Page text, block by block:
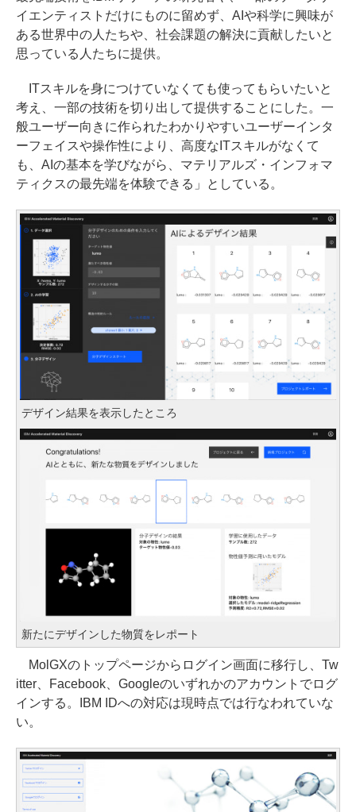
イエンティストだけにものに留めず、AIや科学に興味が
ある世界中の人たちや、社会課題の解決に貢献したいと
思っている人たちに提供。
ITスキルを身につけていなくても使ってもらいたいと
考え、一部の技術を切り出して提供することにした。一
般ユーザー向きに作られたわかりやすいユーザーインタ
ーフェイスや操作性により、高度なITスキルがなくて
も、AIの基本を学びながら、マテリアルズ・インフォマ
ティクスの最先端を体験できる」としている。
デザイン結果を表示したところ
新たにデザインした物質をレポート
MolGXのトップページからログイン画面に移行し、Tw
itter、Facebook、Googleのいずれかのアカウントでログ
インする。IBM IDへの対応は現時点では行なわれていな
い。